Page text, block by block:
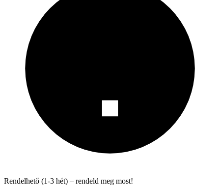
Rendelhető (1-3 hét) – rendeld meg most!